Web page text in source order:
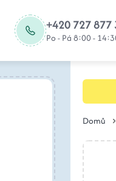
+420 727 877
Po - Pá 8:00 -
Domů